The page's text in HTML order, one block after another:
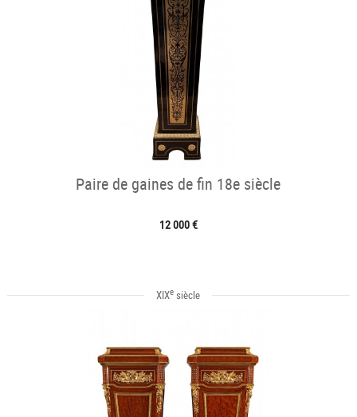
Paire de gaines de fin 18e siècle
12 000 €
XIXe siècle